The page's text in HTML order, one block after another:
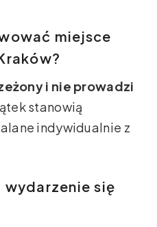
miejsce
i nie prowadzi
stanowią
indywidualnie z
wydarzenie się